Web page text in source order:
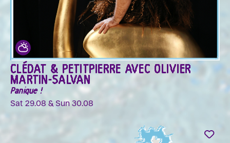
CLÉDAT & PETITPIERRE AVEC OLIVIER
MARTIN-SALVAN
Panique !
Sat 29.08 & Sun 30.08